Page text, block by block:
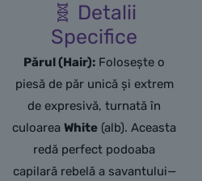
🧬 Detalii
Specifice
Părul (Hair): Folosește o
piesă de păr unică și extrem
de expresivă, turnată în
culoareaWhite (alb). Aceasta
redă perfect podoaba
capilară rebelă a savantului—